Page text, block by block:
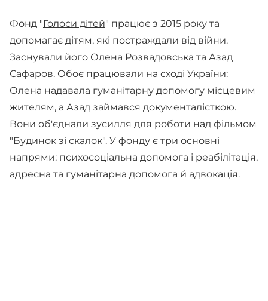
Фонд "Голоси дітей" працює з 2015 року та
допомагає дітям, які постраждали від війни.
Заснували його Олена Розвадовська та Азад
Сафаров. Обоє працювали на сході України:
Олена надавала гуманітарну допомогу місцевим
жителям, а Азад займався документалісткою.
Вони об'єднали зусилля для роботи над фільмом
"Будинок зі скалок". У фонду є три основні
напрями: психосоціальна допомога і реабілітація,
адресна та гуманітарна допомога й адвокація.